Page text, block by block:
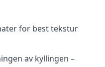
for best tekstur
av kyllingen –